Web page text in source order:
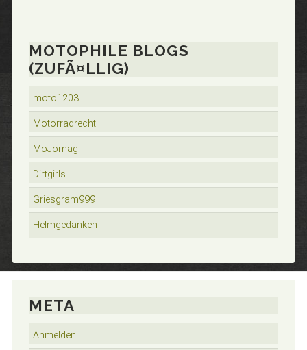
MOTOPHILE BLOGS
(ZUFÃ¤LLIG)
moto1203
Motorradrecht
MoJomag
Dirtgirls
Griesgram999
Helmgedanken
META
Anmelden